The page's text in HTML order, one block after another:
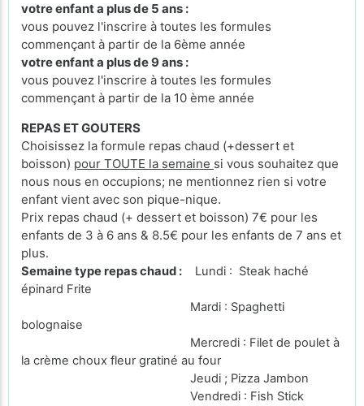
votre enfant a plus de 5 ans :
vous pouvez l'inscrire à toutes les formules
commençant à partir de la 6ème année
votre enfant a plus de 9 ans :
vous pouvez l'inscrire à toutes les formules
commençant à partir de la 10 ème année
REPAS ET GOUTERS
Choisissez la formule repas chaud (+dessert et
boisson) pour TOUTE la semaine si vous souhaitez que
nous nous en occupions; ne mentionnez rien si votre
enfant vient avec son pique-nique.
Prix repas chaud (+ dessert et boisson) 7€ pour les
enfants de 3 à 6 ans & 8.5€ pour les enfants de 7 ans et
plus.
Semaine type repas chaud : Lundi : Steak haché
épinard Frite
Mardi : Spaghetti
bolognaise
Mercredi : Filet de poulet à
la crème choux fleur gratiné au four
Jeudi ; Pizza Jambon
Vendredi : Fish Stick